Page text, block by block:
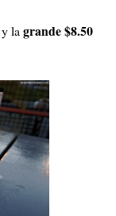
y lagrande$8.50